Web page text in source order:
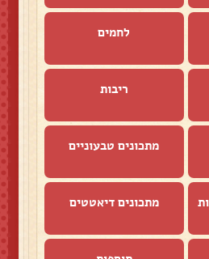
לחמים
ריבות
מתכונים טבעוניים
מתכונים דיאטטים